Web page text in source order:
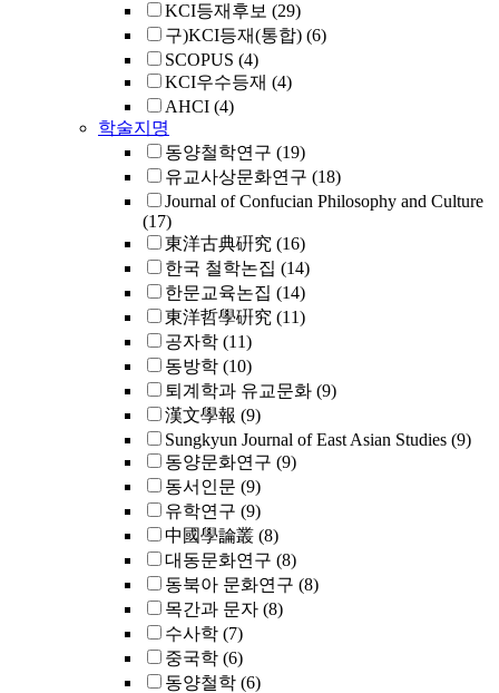
KCI등재후보 (29)
구)KCI등재(통합) (6)
SCOPUS (4)
KCI우수등재 (4)
AHCI (4)
학술지명
동양철학연구 (19)
유교사상문화연구 (18)
Journal of Confucian Philosophy and Culture
(17)
東洋古典硏究 (16)
한국 철학논집 (14)
한문교육논집 (14)
東洋哲學硏究 (11)
공자학 (11)
동방학 (10)
퇴계학과 유교문화 (9)
漢文學報 (9)
Sungkyun Journal of East Asian Studies (9)
동양문화연구 (9)
동서인문 (9)
유학연구 (9)
中國學論叢 (8)
대동문화연구 (8)
동북아 문화연구 (8)
목간과 문자 (8)
수사학 (7)
중국학 (6)
동양철학 (6)